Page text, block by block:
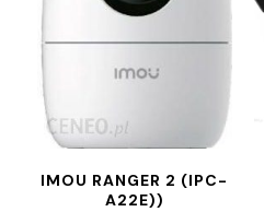
IMOU RANGER 2 (IPC-
A22E))